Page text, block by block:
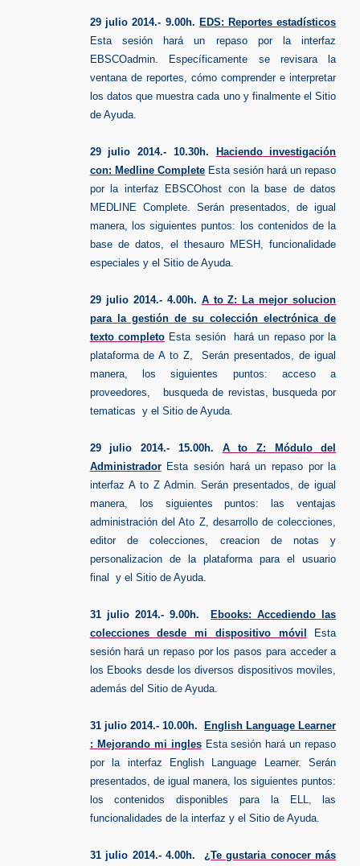
29 julio 2014.- 9.00h. EDS: Reportes estadísticos
Esta sesión hará un repaso por la interfaz
EBSCOadmin. Específicamente se revisara la
ventana de reportes, cómo comprender e interpretar
los datos que muestra cada uno y finalmente el Sitio
de Ayuda.
29 julio 2014.- 10.30h. Haciendo investigación
con: Medline CompleteEsta sesión hará un repaso
por la interfaz EBSCOhost con la base de datos
MEDLINE Complete. Serán presentados, de igual
manera, los siguientes puntos: los contenidos de la
base de datos, el thesauro MESH, funcionalidade
especiales y el Sitio de Ayuda.
29 julio 2014.- 4.00h. A to Z: La mejor solucion
para la gestión de su colección electrónica de
texto completo Esta sesión hará un repaso por la
plataforma de A to Z, Serán presentados, de igual
manera, los siguientes puntos: acceso a
proveedores, busqueda de revistas, busqueda por
tematicas y el Sitio de Ayuda.
29 julio 2014.- 15.00h. A to Z: Módulo del
AdministradorEsta sesión hará un repaso por la
interfaz A to Z Admin. Serán presentados, de igual
manera, los siguientes puntos: las ventajas
administración del Ato Z, desarrollo de colecciones,
editor de colecciones, creacion de notas y
personalizacion de la plataforma para el usuario
final y el Sitio de Ayuda.
31 julio 2014.- 9.00h.Ebooks: Accediendo las
colecciones desde mi dispositivo móvil Esta
sesión hará un repaso por los pasos para acceder a
los Ebooks desde los diversos dispositivos moviles,
además del Sitio de Ayuda.
31 julio 2014.- 10.00h.English Language Learner
: Mejorando mi inglesEsta sesión hará un repaso
por la interfaz English Language Learner. Serán
presentados, de igual manera, los siguientes puntos:
los contenidos disponibles para la ELL, las
funcionalidades de la interfaz y el Sitio de Ayuda.
31 julio 2014.- 4.00h. ¿Te gustaria conocer más